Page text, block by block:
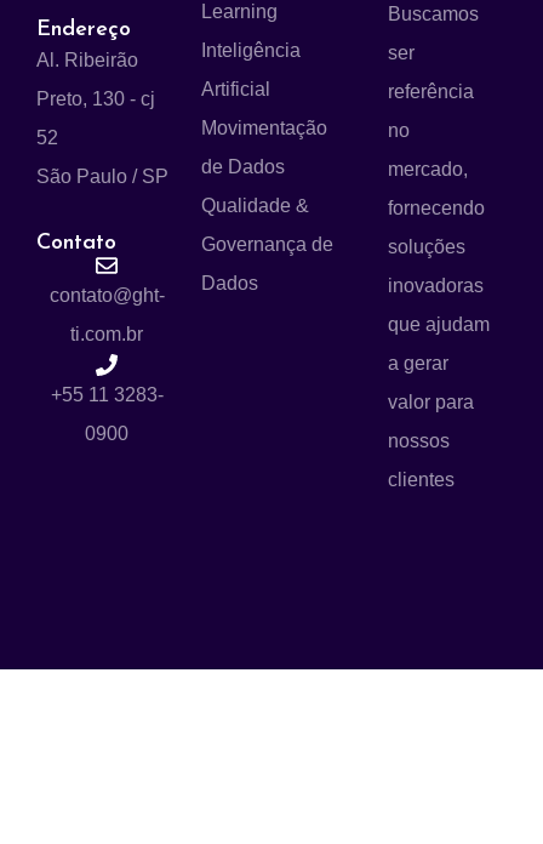
Endereço
Al. Ribeirão
Preto, 130 - cj
52
São Paulo / SP
Contato
contato@ght-
ti.com.br
+55 11 3283-
0900
Learning
Inteligência
Artificial
Movimentação
de Dados
Qualidade &
Governança de
Dados
Buscamos
ser
referência
no
mercado,
fornecendo
soluções
inovadoras
que ajudam
a gerar
valor para
nossos
clientes